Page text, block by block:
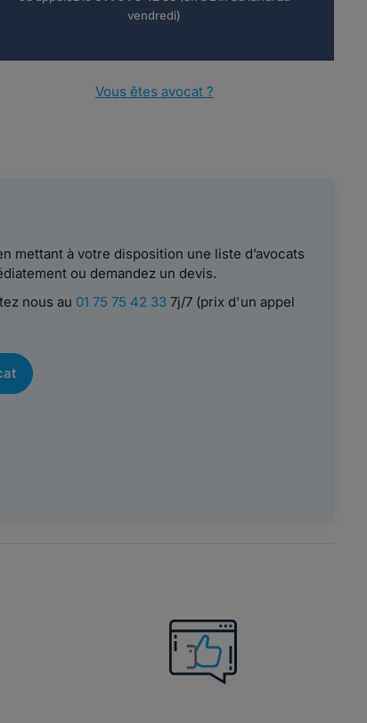
vendredi)
Vous êtes avocat ?
mettant à votre disposition une liste d’avocats
ou demandez un devis.
nous au 01 75 75 42 337j/7 (prix d'un appel